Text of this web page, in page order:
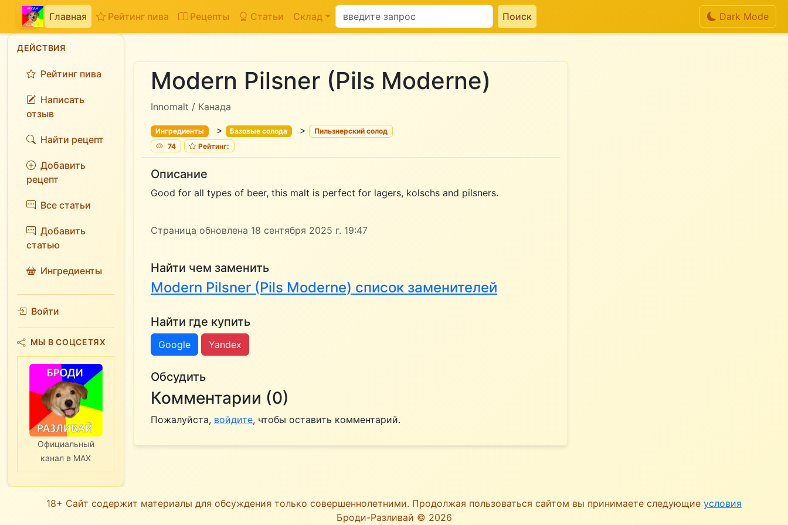
Главная Рейтинг пива Рецепты Статьи Склад Поиск Dark Mode
ДЕЙСТВИЯ
Рейтинг пива
Написать
отзыв
Найти рецепт
Добавить
рецепт
Все статьи
Добавить
статью
Ингредиенты
Войти
МЫ В СОЦСЕТЯХ
Официальный
канал в MAX
Modern Pilsner (Pils Moderne)
Innomalt / Канада
Ингредиенты > Базовые солода >
Пильзнерский солод
74
Рейтинг:
Описание
Good for all types of beer, this malt is perfect for lagers, kolschs and pilsners.
Страница обновлена 18 сентября 2025 г. 19:47
Найти чем заменить
Modern Pilsner (Pils Moderne) список заменителей
Найти где купить
Google Yandex
Обсудить
Комментарии (0)
Пожалуйста, войдите, чтобы оставить комментарий.
18+ Сайт содержит материалы для обсуждения только совершеннолетними. Продолжая пользоваться сайтом вы принимаете следующие условия
Броди-Разливай © 2026